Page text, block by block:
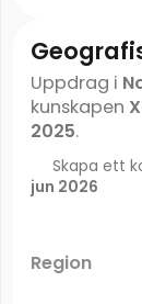
Uppdrag i
kunskapen
2025.
Skapa ett
jun 2026
Region